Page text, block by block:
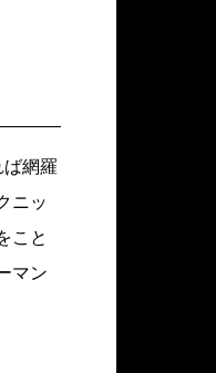
網羅
ニッ
こと
マン